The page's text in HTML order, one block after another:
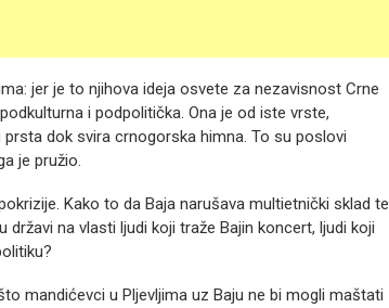
jer je to njihova ideja osvete za nezavisnost Crne
i podpolitička. Ona je od iste vrste,
dok svira crnogorska himna. To su poslovi
je pružio.
Kako to da Baja narušava multietnički sklad te
državi na vlasti ljudi koji traže Bajin koncert, ljudi koji
mandićevci u Pljevljima uz Baju ne bi mogli maštati